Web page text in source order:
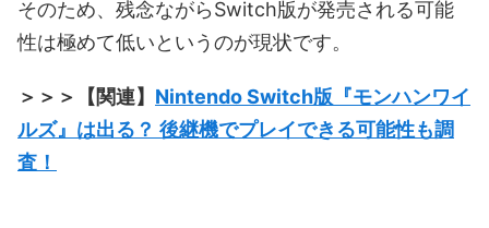
そのため、残念ながらSwitch版が発売される可能
性は極めて低いというのが現状です。
＞＞＞【関連】 Nintendo Switch版『モンハンワイ
ルズ』は出る？ 後継機でプレイできる可能性も調
査！